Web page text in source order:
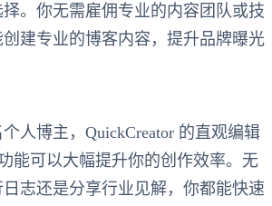
。你无需雇佣专业的内容团队或技
建专业的博客内容，提升品牌曝光
人博主，QuickCreator 的直观编辑
能可以大幅提升你的创作效率。无
志还是分享行业见解，你都能快速